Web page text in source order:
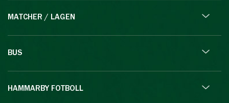
MATCHER / LAGEN
BUS
HAMMARBY FOTBOLL